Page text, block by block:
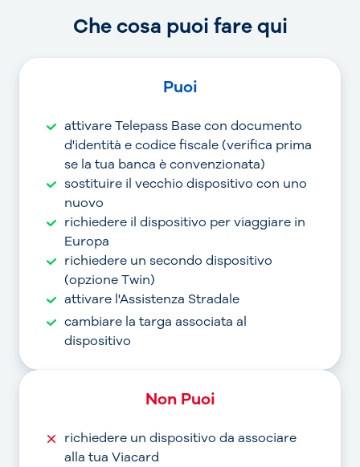
Che cosa puoi fare qui
Puoi
attivare Telepass Base con documento
d'identità e codice fiscale (verifica prima
se la tua banca è convenzionata)
sostituire il vecchio dispositivo con uno
nuovo
richiedere il dispositivo per viaggiare in
Europa
richiedere un secondo dispositivo
(opzione Twin)
attivare l'Assistenza Stradale
cambiare la targa associata al
dispositivo
Non Puoi
richiedere un dispositivo da associare
alla tua Viacard